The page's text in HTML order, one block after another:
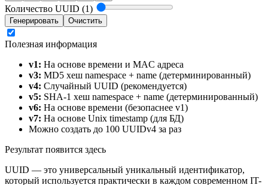
Количество UUID (1)
Генерировать Очистить
Полезная информация
v1: На основе времени и MAC адреса
v3: MD5 хеш namespace + name (детерминированный)
v4: Случайный UUID (рекомендуется)
v5: SHA-1 хеш namespace + name (детерминированный)
v6: На основе времени (безопаснее v1)
v7: На основе Unix timestamp (для БД)
Можно создать до 100 UUIDv4 за раз
Результат появится здесь
UUID — это универсальный уникальный идентификатор,
который используется практически в каждом современном IT-